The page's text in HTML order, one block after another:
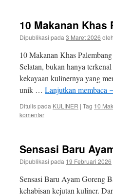
10 Makanan Khas
Dipublikasi pada 3 Maret 2026 oleh
10 Makanan Khas
Selatan, bukan hanya
kekayaan kulinernya yang
unik … Lanjutkan membaca
Ditulis pada KULINER | Tag 10
komentar
Sensasi Baru
Dipublikasi pada 19 Februari 2026
Sensasi Baru Ayam Goreng
kehabisan kejutan kuliner.